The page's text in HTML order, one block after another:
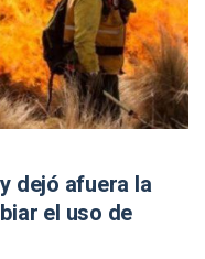
dejó afuera la
el uso de